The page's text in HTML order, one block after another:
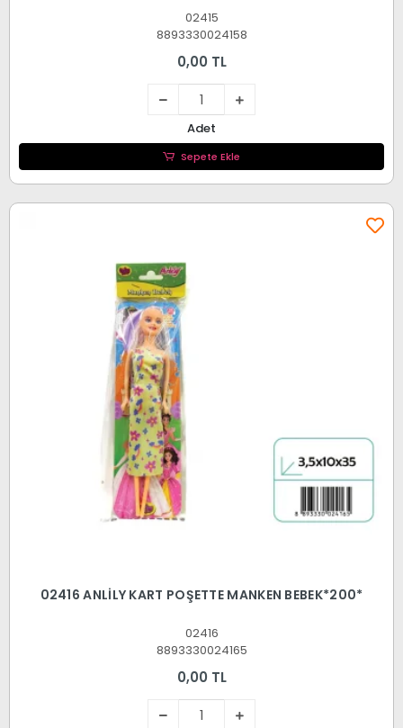
02415
8893330024158
0,00 TL
Adet
Sepete Ekle
02416 ANLİLY KART POŞETTE MANKEN BEBEK*200*
02416
8893330024165
0,00 TL